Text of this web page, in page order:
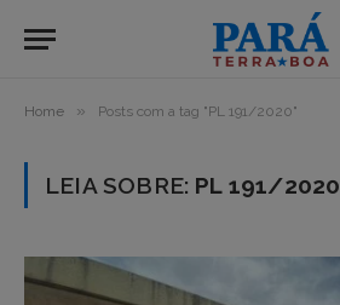
Home » Posts com a tag "PL 191/2020"
LEIA SOBRE: PL 191/2020